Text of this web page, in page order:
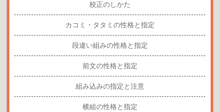
校正のしかた
カコミ・タタミの性格と指定
段違い組みの性格と指定
前文の性格と指定
組み込みの指定と注意
横組の性格と指定